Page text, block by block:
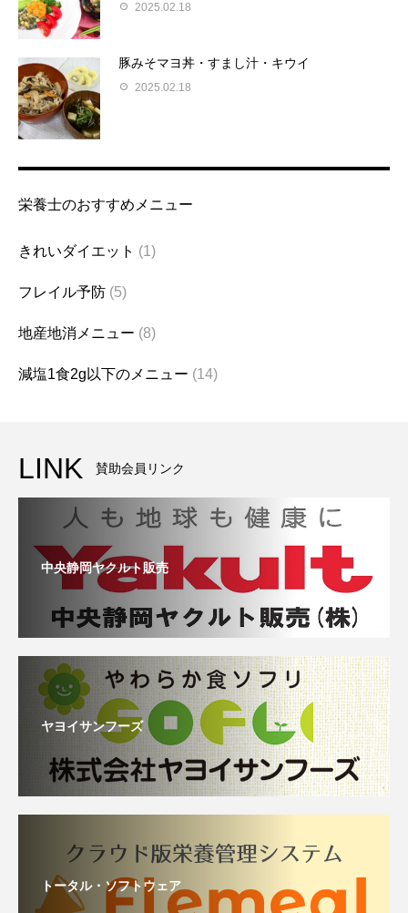
2025.02.18
豚みそマヨ丼・すまし汁・キウイ
2025.02.18
栄養士のおすすめメニュー
きれいダイエット (1)
フレイル予防 (5)
地産地消メニュー (8)
減塩1食2g以下のメニュー (14)
LINK 賛助会員リンク
中央静岡ヤクルト販売
ヤヨイサンフーズ
トータル・ソフトウェア